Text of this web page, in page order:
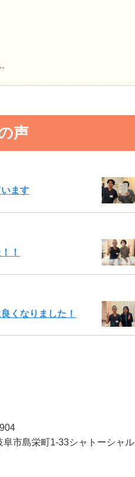
声
ます
！
くなりました！
阜市島栄町1-33シャトーシャル